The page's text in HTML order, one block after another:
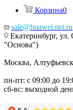
Корзина0
sale@huawei.net.ru
Екатеринбург,
"Основа")
Москва,
пн-пт: с 09:00 до
сб-вс: выходной